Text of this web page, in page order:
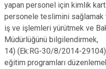
yapan personel için kimlik
personele teslimini sağlamak
iş ve işlemleri yürütmek ve
Müdürlüğünü bilgilendirmek,
14) (Ek:RG-30/8/2014-
eğitim programları